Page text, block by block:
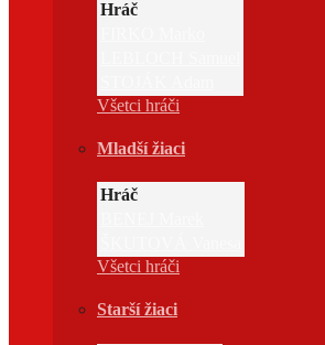
Hráč
Všetci hráči
Mladší žiaci
Hráč
Všetci hráči
Starší žiaci